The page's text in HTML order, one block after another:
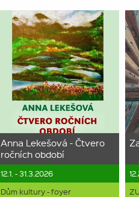
Anna Lekešová - Čtvero
ročních období
12.1. - 31.3.2026
Dům kultury - foyer